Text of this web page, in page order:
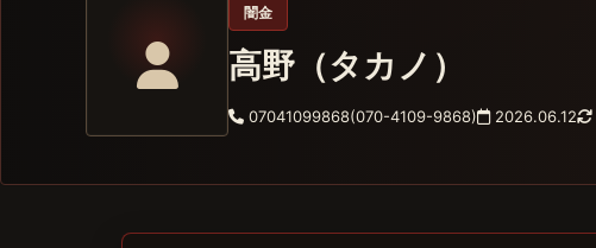
闇金
高野（タカノ）
07041099868(070-4109-9868) 2026.06.12